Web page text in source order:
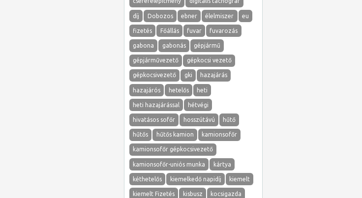
díj Dobozos ebner élelmiszer eu
fizetés Főállás fuvar fuvarozás
gabona gabonás gépjármű
gépjárművezető gépkocsi vezető
gépkocsivezető gki hazajárás
hazajárós hetelős heti
heti hazajárással hétvégi
hivatásos sofőr hosszútávú hűtő
hűtős hűtős kamion kamionsofőr
kamionsofőr gépkocsivezető
kamionsofőr-uniós munka kártya
kéthetelős kiemelkedő napidíj kiemelt
kiemelt Fizetés kisbusz kocsigazda